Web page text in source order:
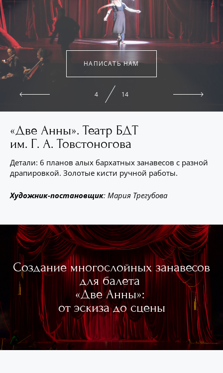
НАПИСАТЬ НАМ
4 14
«Две Анны». Театр БДТ
им. Г. А. Товстоногова
Детали: 6 планов алых бархатных занавесов с разной
драпировкой. Золотые кисти ручной работы.
Художник-постановщик: Мария Трегубова
Создание многослойных занавесов
для балета
«Две Анны»:
от эскиза до сцены